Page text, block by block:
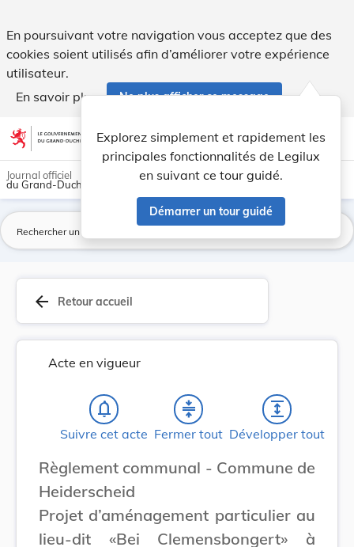
En poursuivant votre navigation vous acceptez que des
cookies soient utilisés afin d’améliorer votre expérience
utilisateur.
En savoir plus
Ne plus afficher ce message
Aller au contenu account_circle help Aide
Explorez simplement et rapidement les
principales fonctionnalités de Legilux
en suivant ce tour guidé.
Démarrer un tour guidé
light_mode dark_mode
Journal officiel
du Grand-Duché de Luxembourg
arrow_back Retour accueil
Acte en vigueur
notifications_none
Suivre cet acte
compress
Fermer tout
expand
Développer tout
Règlement communal - Commune de
Heiderscheid
Projet d’aménagement particulier au
lieu-dit «Bei Clemensbongert» à